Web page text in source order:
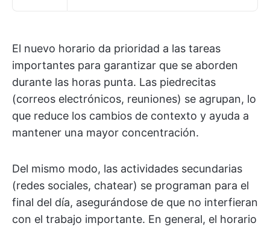
El nuevo horario da prioridad a las tareas
importantes para garantizar que se aborden
durante las horas punta. Las piedrecitas
(correos electrónicos, reuniones) se agrupan, lo
que reduce los cambios de contexto y ayuda a
mantener una mayor concentración.
Del mismo modo, las actividades secundarias
(redes sociales, chatear) se programan para el
final del día, asegurándose de que no interfieran
con el trabajo importante. En general, el horario